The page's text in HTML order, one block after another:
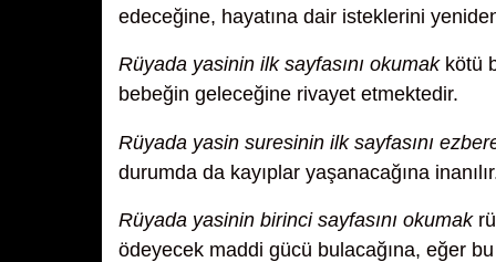
edeceğine, hayatına dair isteklerini
Rüyada yasinin ilk sayfasını okumakkötü
bebeğin geleceğine rivayet etmektedir.
Rüyada yasin suresinin ilk sayfasını
durumda da kayıplar yaşanacağına
Rüyada yasinin birinci sayfasını okumak
ödeyecek maddi gücü bulacağına, eğer